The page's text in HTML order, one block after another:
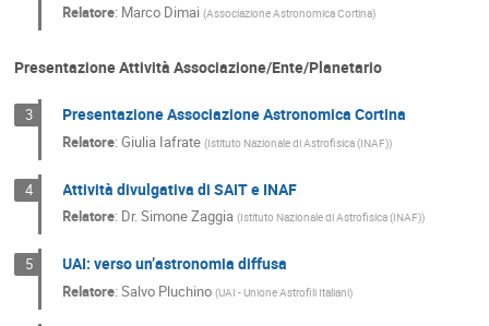
Relatore: Marco Dimai (Associazione Astronomica Cortina)
Presentazione Attività Associazione/Ente/Planetario
3 Presentazione Associazione Astronomica Cortina
Relatore:Giulia Iafrate (Istituto Nazionale di Astrofisica (INAF))
4 Attività divulgativa di SAIT e INAF
Relatore: Dr.Simone Zaggia (Istituto Nazionale di Astrofisica (INAF))
5 UAI: verso un’astronomia diffusa
Relatore:Salvo Pluchino (UAI - Unione Astrofili Italiani)